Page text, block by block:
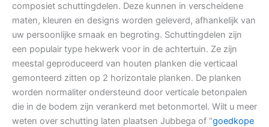
composiet schuttingdelen. Deze kunnen in verscheidene
maten, kleuren en designs worden geleverd, afhankelijk van
uw persoonlijke smaak en begroting. Schuttingdelen zijn
een populair type hekwerk voor in de achtertuin. Ze zijn
meestal geproduceerd van houten planken die verticaal
gemonteerd zitten op 2 horizontale planken. De planken
worden normaliter ondersteund door verticale betonpalen
die in de bodem zijn verankerd met betonmortel. Wilt u meer
weten over schutting laten plaatsen Jubbega of “goedkope